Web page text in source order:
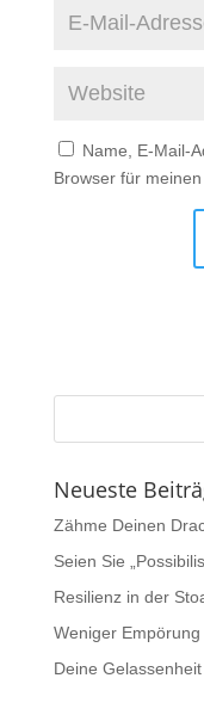
Name, E-Mail-
Browser für
Neueste
Zähme Deinen
Seien Sie
Resilienz in der
Weniger Empörung
Deine